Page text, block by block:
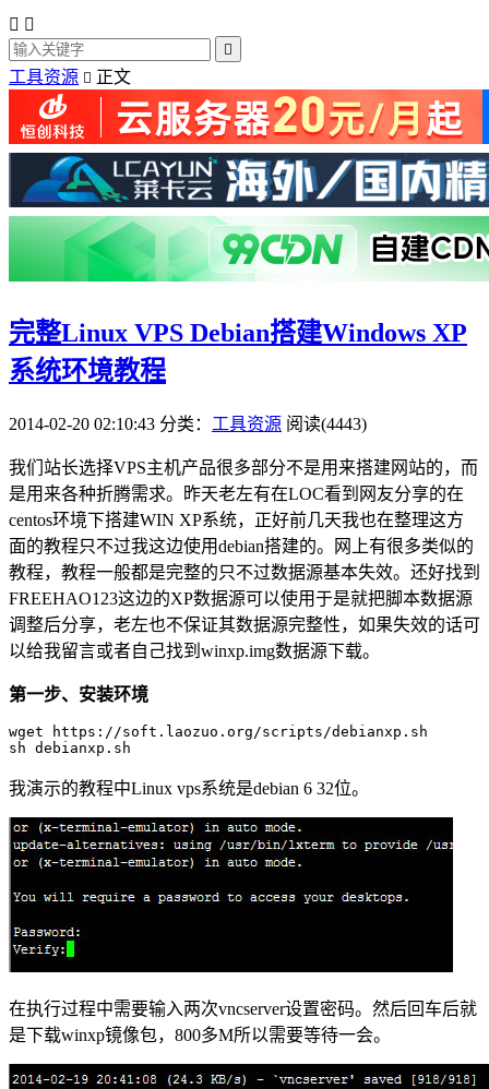
 

工具资源  正文
完整Linux VPS Debian搭建Windows XP
系统环境教程
2014-02-20 02:10:43 分类： 工具资源 阅读(4443)
我们站长选择VPS主机产品很多部分不是用来搭建网站的，而
是用来各种折腾需求。昨天老左有在LOC看到网友分享的在
centos环境下搭建WIN XP系统，正好前几天我也在整理这方
面的教程只不过我这边使用debian搭建的。网上有很多类似的
教程，教程一般都是完整的只不过数据源基本失效。还好找到
FREEHAO123这边的XP数据源可以使用于是就把脚本数据源
调整后分享，老左也不保证其数据源完整性，如果失效的话可
以给我留言或者自己找到winxp.img数据源下载。
第一步、安装环境
wget https://soft.laozuo.org/scripts/debianxp.sh
sh debianxp.sh
我演示的教程中Linux vps系统是debian 6 32位。
在执行过程中需要输入两次vncserver设置密码。然后回车后就
是下载winxp镜像包，800多M所以需要等待一会。